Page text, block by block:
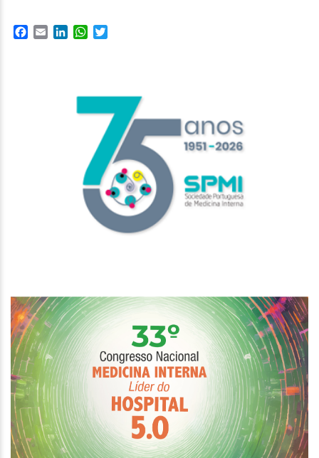
Facebook
Email LinkedInWhatsApp